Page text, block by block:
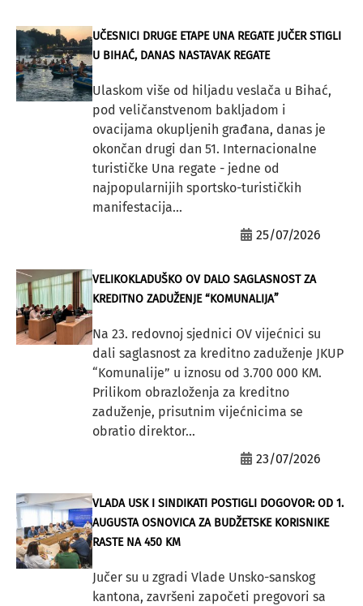
UČESNICI DRUGE ETAPE UNA REGATE JUČER STIGLI
U BIHAĆ, DANAS NASTAVAK REGATE
Ulaskom više od hiljadu veslača u Bihać,
pod veličanstvenom bakljadom i
ovacijama okupljenih građana, danas je
okončan drugi dan 51. Internacionalne
turističke Una regate - jedne od
najpopularnijih sportsko-turističkih
manifestacija...
25/07/2026
VELIKOKLADUŠKO OV DALO SAGLASNOST ZA
KREDITNO ZADUŽENJE “KOMUNALIJA”
Na 23. redovnoj sjednici OV vijećnici su
dali saglasnost za kreditno zaduženje JKUP
“Komunalije” u iznosu od 3.700 000 KM.
Prilikom obrazloženja za kreditno
zaduženje, prisutnim vijećnicima se
obratio direktor...
23/07/2026
VLADA USK I SINDIKATI POSTIGLI DOGOVOR: OD 1.
AUGUSTA OSNOVICA ZA BUDŽETSKE KORISNIKE
RASTE NA 450 KM
Jučer su u zgradi Vlade Unsko-sanskog
kantona, završeni započeti pregovori sa